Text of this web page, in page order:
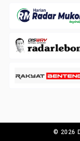
© 2026